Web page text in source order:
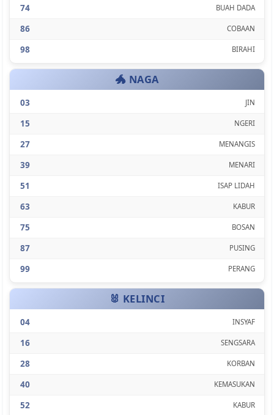
74 BUAH DADA
86 COBAAN
98 BIRAHI
🐲 NAGA
03 JIN
15 NGERI
27 MENANGIS
39 MENARI
51 ISAP LIDAH
63 KABUR
75 BOSAN
87 PUSING
99 PERANG
🐰 KELINCI
04 INSYAF
16 SENGSARA
28 KORBAN
40 KEMASUKAN
52 KABUR